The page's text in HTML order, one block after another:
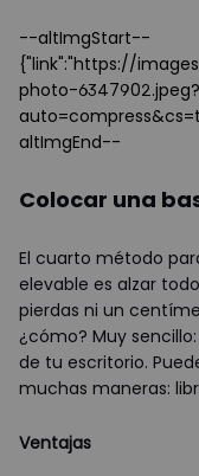
--altImgStart--
{"link":"https://
photo-6347902.jpeg?
altImgEnd--
Colocar una
El cuarto método
elevable es alzar
pierdas ni un
¿cómo? Muy
de tu escritorio.
muchas maneras:
Ventajas